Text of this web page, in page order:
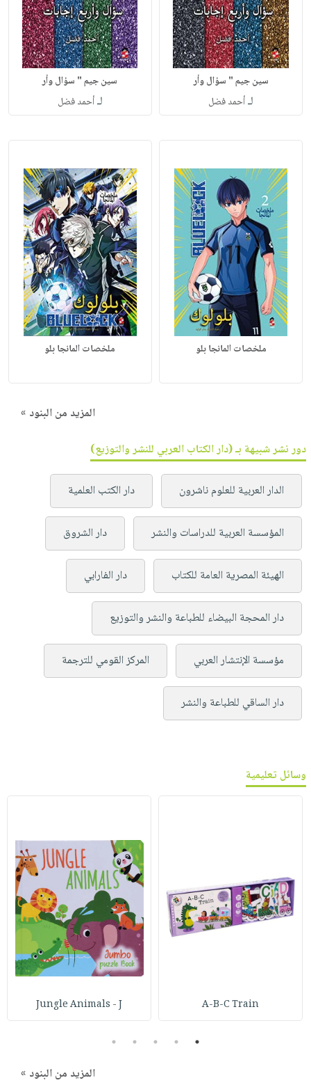
سين جيم " سؤال وأر
لـأحمد فضل
سين جيم " سؤال وأر
لـأحمد فضل
ملخصات المانجا بلو ملخصات المانجا بلو
المزيد من البنود »
دور نشر شبيهة بـ (دار الكتاب العربي للنشر والتوزيع)
الدار العربية للعلوم ناشرون دار الكتب العلمية
المؤسسة العربية للدراسات والنشر دار الشروق
الهيئة المصرية العامة للكتاب دار الفارابي
دار المحجة البيضاء للطباعة والنشر والتوزيع
مؤسسة الإنتشار العربي المركز القومي للترجمة
دار الساقي للطباعة والنشر
وسائل تعليمية
A-B-C Train
Jungle Animals - J
1
2
3
4
5
المزيد من البنود »